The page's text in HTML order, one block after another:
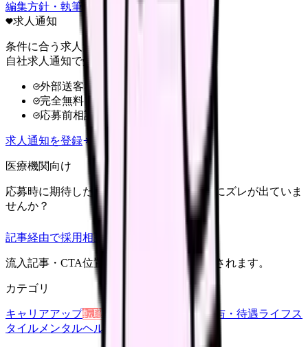
編集方針・執筆体制・監修体制を見る
求人通知
条件に合う求人だけ
自社求人通知で受け取る
外部送客なし
完全無料
応募前相談OK
求人通知を登録
医療機関向け
応募時に期待した働き方と、入職後の現実にズレが出ていま
せんか？
記事経由で採用相談
流入記事・CTA位置つきで管理画面に記録されます。
カテゴリ
キャリアアップ転職ガイド 職場環境 給与・待遇ライフス
タイル メンタルヘルス